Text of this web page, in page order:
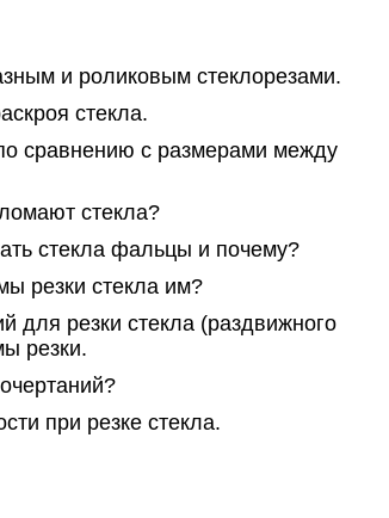
и роликовым стеклорезами.
стекла.
сравнению с размерами между
стекла?
стекла фальцы и почему?
резки стекла им?
для резки стекла (раздвижного
резки.
при резке стекла.